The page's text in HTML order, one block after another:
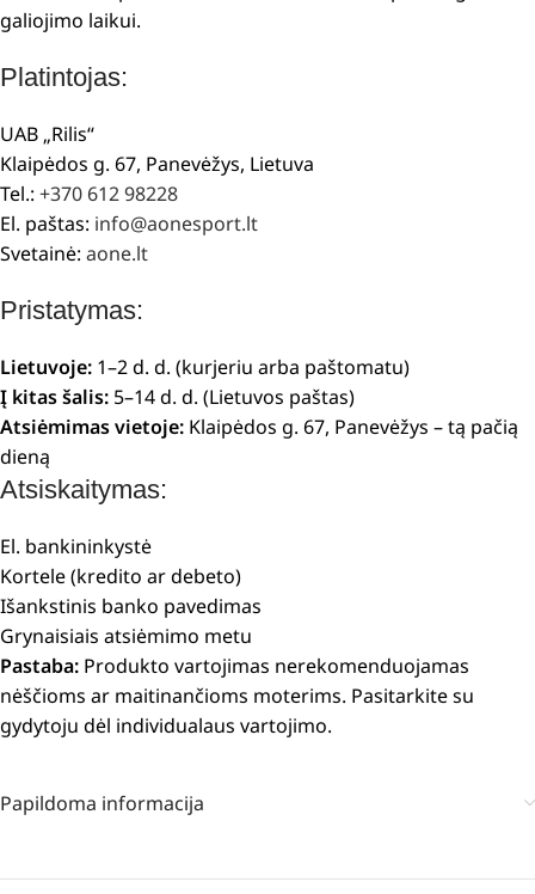
galiojimo laikui.
Platintojas:
UAB „Rilis“
Klaipėdos g. 67, Panevėžys, Lietuva
Tel.: +370 612 98228
El. paštas: info@aonesport.lt
Svetainė: aone.lt
Pristatymas:
Lietuvoje: 1–2 d. d. (kurjeriu arba paštomatu)
Į kitas šalis: 5–14 d. d. (Lietuvos paštas)
Atsiėmimas vietoje: Klaipėdos g. 67, Panevėžys – tą pačią
dieną
Atsiskaitymas:
El. bankininkystė
Kortele (kredito ar debeto)
Išankstinis banko pavedimas
Grynaisiais atsiėmimo metu
Pastaba: Produkto vartojimas nerekomenduojamas
nėščioms ar maitinančioms moterims. Pasitarkite su
gydytoju dėl individualaus vartojimo.
Papildoma informacija